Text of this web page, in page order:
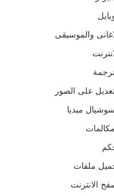
والموسيقى
على الصور
ميديا
ملفات
الانترنت